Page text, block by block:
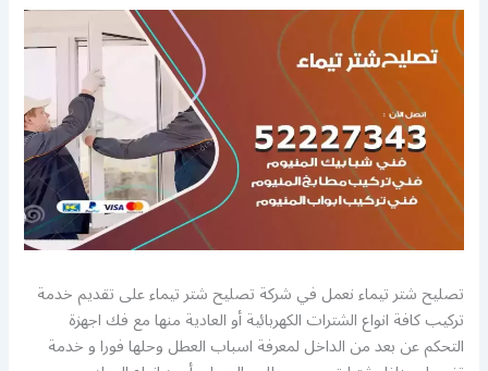
تصليح شتر تيماء نعمل في شركة تصليح شتر تيماء على تقديم خدمة
تركيب كافة انواع الشترات الكهربائية أو العادية منها مع فك اجهزة
التحكم عن بعد من الداخل لمعرفة اسباب العطل وحلها فورا و خدمة